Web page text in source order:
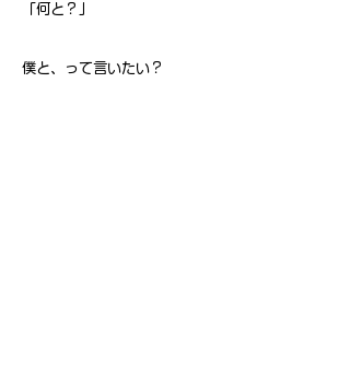
「何と？」
僕と、って言いたい？